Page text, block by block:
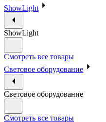
ShowLight
ShowLight
Смотреть все товары
Световое оборудование
Световое оборудование
Смотреть все товары